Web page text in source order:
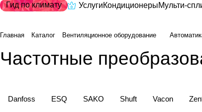
Гид по климату УслугиКондиционерыМульти-
Главная Каталог Вентиляционное оборудование
Частотные
Danfoss ESQ SAKO Shuft Vacon